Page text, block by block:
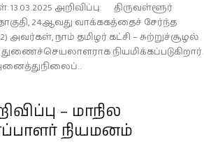
13.03.2025 அறிவிப்பு: திருவள்ளூர்
24ஆவது வாக்ககத்தைச் சேர்ந்த
அவர்கள், நாம் தமிழர் கட்சி – சுற்றுச்சூழல்
நியமிக்கப்படுகிறார்.
– மாநில
நியமனம்